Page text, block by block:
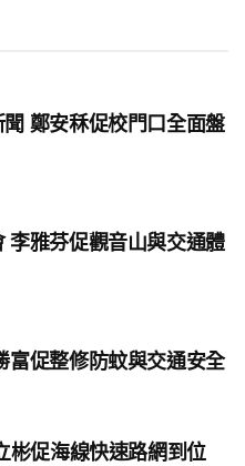
鄭安秝促校門口全面盤
李雅芬促觀音山與交通體
富促整修防蚊與交通安全
彬促海線快速路網到位